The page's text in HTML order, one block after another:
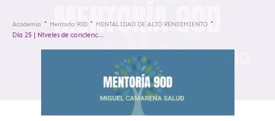
Academia Mentoría 90D MENTALIDAD DE ALTO RENDIMIENTO
Día 25 | Niveles de conciencia de David Hawkins por encima de 200